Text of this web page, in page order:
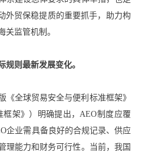
外贸保稳提质的重要抓手，助力构
关监管机制。
规则最新发展变化。
《全球贸易安全与便利标准框架》
框架》）明确提出，AEO制度应覆
企业需具备良好的合规记录、供应
理能力和财务可行性。当前，我国